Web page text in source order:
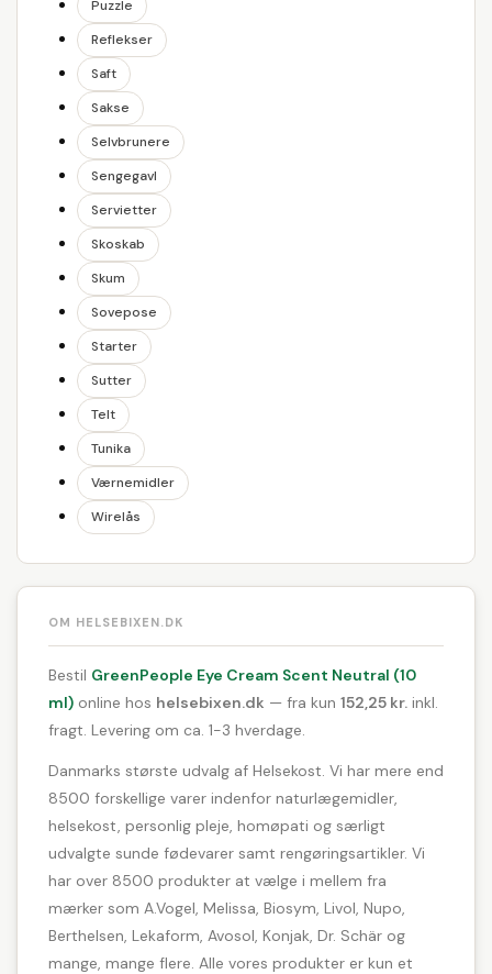
Puzzle
Reflekser
Saft
Sakse
Selvbrunere
Sengegavl
Servietter
Skoskab
Skum
Sovepose
Starter
Sutter
Telt
Tunika
Værnemidler
Wirelås
OM HELSEBIXEN.DK
Bestil GreenPeople Eye Cream Scent Neutral (10
ml) online hos helsebixen.dk — fra kun 152,25 kr. inkl.
fragt. Levering om ca. 1-3 hverdage.
Danmarks største udvalg af Helsekost. Vi har mere end
8500 forskellige varer indenfor naturlægemidler,
helsekost, personlig pleje, homøpati og særligt
udvalgte sunde fødevarer samt rengøringsartikler. Vi
har over 8500 produkter at vælge i mellem fra
mærker som A.Vogel, Melissa, Biosym, Livol, Nupo,
Berthelsen, Lekaform, Avosol, Konjak, Dr. Schär og
mange, mange flere. Alle vores produkter er kun et